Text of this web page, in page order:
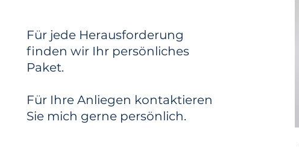
Für jede Herausforderung
finden wir Ihr persönliches
Paket.
Für Ihre Anliegen kontaktieren
Sie mich gerne persönlich.